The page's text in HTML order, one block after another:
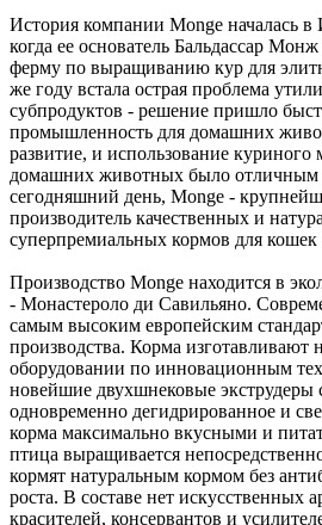
История компании Monge началась в
когда ее основатель Бальдассар
ферму по выращиванию кур для
же году встала острая проблема
субпродуктов - решение пришло
промышленность для домашних
развитие, и использование куриного
домашних животных было
сегодняшний день, Monge -
производитель качественных и
суперпремиальных кормов для кошек
Производство Monge находится в
- Монастероло ди Савильяно.
самым высоким европейским
производства. Корма изготавливают
оборудовании по инновационным
новейшие двухшнековые
одновременно дегидрированное и
корма максимально вкусными и
птица выращивается
кормят натуральным кормом без
роста. В составе нет искусственных
красителей, консервантов и